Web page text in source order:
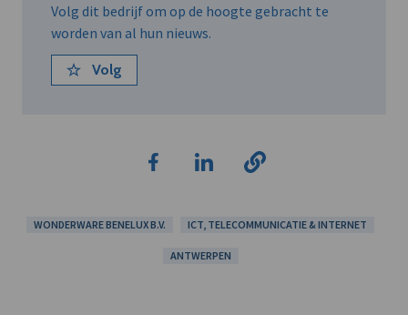
Volg dit bedrijf om op de hoogte gebracht te
worden van al hun nieuws.
Volg
WONDERWARE BENELUX B.V. ICT, TELECOMMUNICATIE & INTERNET
ANTWERPEN